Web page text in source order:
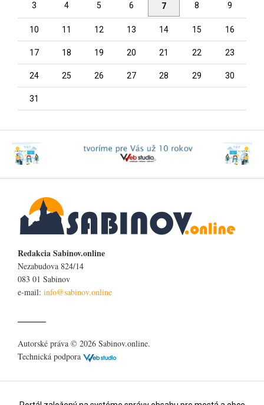
3 4 5 6 7 8 9
10 11 12 13 14 15 16
17 18 19 20 21 22 23
24 25 26 27 28 29 30
31
Redakcia Sabinov.online
Nezabudova 824/14
083 01 Sabinov
e-mail:
Autorské práva © 2026 Sabinov.online.
Technická podpora